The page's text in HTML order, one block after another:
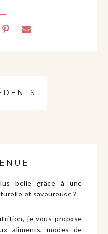
belle grâce à une
et savoureuse ?
je vous propose
aliments, modes de